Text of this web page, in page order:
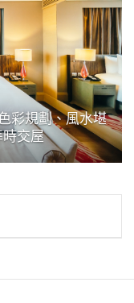
彩規劃、風水堪
交屋